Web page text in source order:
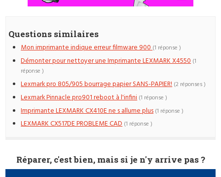
Questions similaires
Mon imprimante indique erreur filmware 900(1 réponse )
Démonter pour nettoyer une Imprimante LEXMARK X4550 (1
réponse )
Lexmark pro 805/905 bourrage papier SANS-PAPIER! (2 réponses )
Lexmark Pinnacle pro901 reboot à l'infini (1 réponse )
Imprimante LEXMARK CX410E ne s allume plus (1 réponse )
LEXMARK CX517DE PROBLEME CAD (1 réponse )
Réparer, c'est bien, mais si je n'y arrive pas ?